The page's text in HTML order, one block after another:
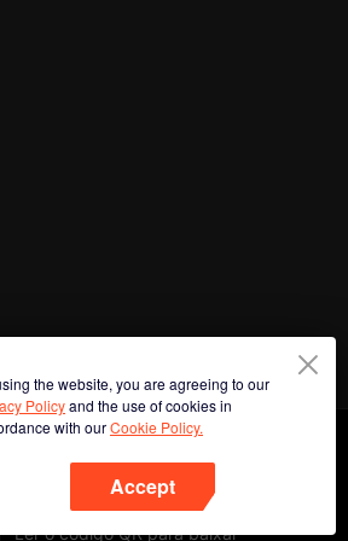
the website, you are agreeing to our
Policyand the use of cookies in
with ourCookie Policy.
Accept
Ler o código QR para baixar